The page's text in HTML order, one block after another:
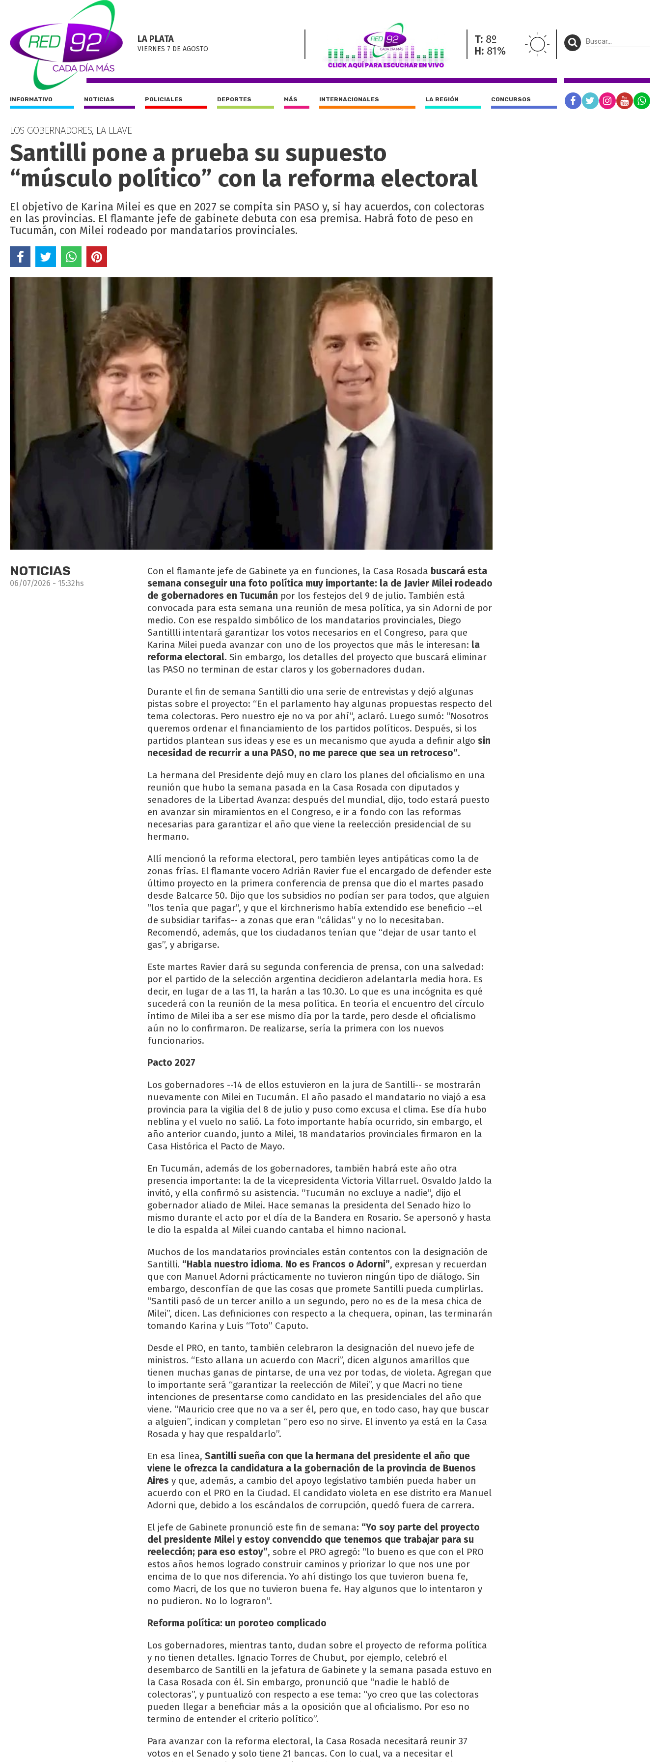
LA PLATA
VIERNES 7 DE AGOSTO
T: 8º
H: 81%
INFORMATIVO NOTICIAS POLICIALES DEPORTES MÁS INTERNACIONALES LA REGIÓN CONCURSOS
LOS GOBERNADORES, LA LLAVE
Santilli pone a prueba su supuesto
“músculo político” con la reforma electoral
El objetivo de Karina Milei es que en 2027 se compita sin PASO y, si hay acuerdos, con colectoras
en las provincias. El flamante jefe de gabinete debuta con esa premisa. Habrá foto de peso en
Tucumán, con Milei rodeado por mandatarios provinciales.
NOTICIAS
06/07/2026 - 15:32hs
Con el flamante jefe de Gabinete ya en funciones, la Casa Rosada buscará esta
semana conseguir una foto política muy importante: la de Javier Milei rodeado
de gobernadores en Tucumán por los festejos del 9 de julio. También está
convocada para esta semana una reunión de mesa política, ya sin Adorni de por
medio. Con ese respaldo simbólico de los mandatarios provinciales, Diego
Santillli intentará garantizar los votos necesarios en el Congreso, para que
Karina Milei pueda avanzar con uno de los proyectos que más le interesan: la
reforma electoral. Sin embargo, los detalles del proyecto que buscará eliminar
las PASO no terminan de estar claros y los gobernadores dudan.
Durante el fin de semana Santilli dio una serie de entrevistas y dejó algunas
pistas sobre el proyecto: “En el parlamento hay algunas propuestas respecto del
tema colectoras. Pero nuestro eje no va por ahí”, aclaró. Luego sumó: “Nosotros
queremos ordenar el financiamiento de los partidos políticos. Después, si los
partidos plantean sus ideas y ese es un mecanismo que ayuda a definir algo sin
necesidad de recurrir a una PASO, no me parece que sea un retroceso”.
La hermana del Presidente dejó muy en claro los planes del oficialismo en una
reunión que hubo la semana pasada en la Casa Rosada con diputados y
senadores de la Libertad Avanza: después del mundial, dijo, todo estará puesto
en avanzar sin miramientos en el Congreso, e ir a fondo con las reformas
necesarias para garantizar el año que viene la reelección presidencial de su
hermano.
Allí mencionó la reforma electoral, pero también leyes antipáticas como la de
zonas frías. El flamante vocero Adrián Ravier fue el encargado de defender este
último proyecto en la primera conferencia de prensa que dio el martes pasado
desde Balcarce 50. Dijo que los subsidios no podían ser para todos, que alguien
“los tenía que pagar”, y que el kirchnerismo había extendido ese beneficio --el
de subsidiar tarifas-- a zonas que eran “cálidas” y no lo necesitaban.
Recomendó, además, que los ciudadanos tenían que “dejar de usar tanto el
gas”, y abrigarse.
Este martes Ravier dará su segunda conferencia de prensa, con una salvedad:
por el partido de la selección argentina decidieron adelantarla media hora. Es
decir, en lugar de a las 11, la harán a las 10.30. Lo que es una incógnita es qué
sucederá con la reunión de la mesa política. En teoría el encuentro del círculo
íntimo de Milei iba a ser ese mismo día por la tarde, pero desde el oficialismo
aún no lo confirmaron. De realizarse, sería la primera con los nuevos
funcionarios.
Pacto 2027
Los gobernadores --14 de ellos estuvieron en la jura de Santilli-- se mostrarán
nuevamente con Milei en Tucumán. El año pasado el mandatario no viajó a esa
provincia para la vigilia del 8 de julio y puso como excusa el clima. Ese día hubo
neblina y el vuelo no salió. La foto importante había ocurrido, sin embargo, el
año anterior cuando, junto a Milei, 18 mandatarios provinciales firmaron en la
Casa Histórica el Pacto de Mayo.
En Tucumán, además de los gobernadores, también habrá este año otra
presencia importante: la de la vicepresidenta Victoria Villarruel. Osvaldo Jaldo la
invitó, y ella confirmó su asistencia. “Tucumán no excluye a nadie”, dijo el
gobernador aliado de Milei. Hace semanas la presidenta del Senado hizo lo
mismo durante el acto por el día de la Bandera en Rosario. Se apersonó y hasta
le dio la espalda al Milei cuando cantaba el himno nacional.
Muchos de los mandatarios provinciales están contentos con la designación de
Santilli. “Habla nuestro idioma. No es Francos o Adorni”, expresan y recuerdan
que con Manuel Adorni prácticamente no tuvieron ningún tipo de diálogo. Sin
embargo, desconfían de que las cosas que promete Santilli pueda cumplirlas.
“Santili pasó de un tercer anillo a un segundo, pero no es de la mesa chica de
Milei”, dicen. Las definiciones con respecto a la chequera, opinan, las terminarán
tomando Karina y Luis “Toto” Caputo.
Desde el PRO, en tanto, también celebraron la designación del nuevo jefe de
ministros. “Esto allana un acuerdo con Macri”, dicen algunos amarillos que
tienen muchas ganas de pintarse, de una vez por todas, de violeta. Agregan que
lo importante será “garantizar la reelección de Milei”, y que Macri no tiene
intenciones de presentarse como candidato en las presidenciales del año que
viene. “Mauricio cree que no va a ser él, pero que, en todo caso, hay que buscar
a alguien”, indican y completan “pero eso no sirve. El invento ya está en la Casa
Rosada y hay que respaldarlo”.
En esa línea, Santilli sueña con que la hermana del presidente el año que
viene le ofrezca la candidatura a la gobernación de la provincia de Buenos
Aires y que, además, a cambio del apoyo legislativo también pueda haber un
acuerdo con el PRO en la Ciudad. El candidato violeta en ese distrito era Manuel
Adorni que, debido a los escándalos de corrupción, quedó fuera de carrera.
El jefe de Gabinete pronunció este fin de semana: “Yo soy parte del proyecto
del presidente Milei y estoy convencido que tenemos que trabajar para su
reelección; para eso estoy”, sobre el PRO agregó: “lo bueno es que con el PRO
estos años hemos logrado construir caminos y priorizar lo que nos une por
encima de lo que nos diferencia. Yo ahí distingo los que tuvieron buena fe,
como Macri, de los que no tuvieron buena fe. Hay algunos que lo intentaron y
no pudieron. No lo lograron”.
Reforma política: un poroteo complicado
Los gobernadores, mientras tanto, dudan sobre el proyecto de reforma política
y no tienen detalles. Ignacio Torres de Chubut, por ejemplo, celebró el
desembarco de Santilli en la jefatura de Gabinete y la semana pasada estuvo en
la Casa Rosada con él. Sin embargo, pronunció que “nadie le habló de
colectoras”, y puntualizó con respecto a ese tema: “yo creo que las colectoras
pueden llegar a beneficiar más a la oposición que al oficialismo. Por eso no
termino de entender el criterio político”.
Para avanzar con la reforma electoral, la Casa Rosada necesitará reunir 37
votos en el Senado y solo tiene 21 bancas. Con lo cual, va a necesitar el